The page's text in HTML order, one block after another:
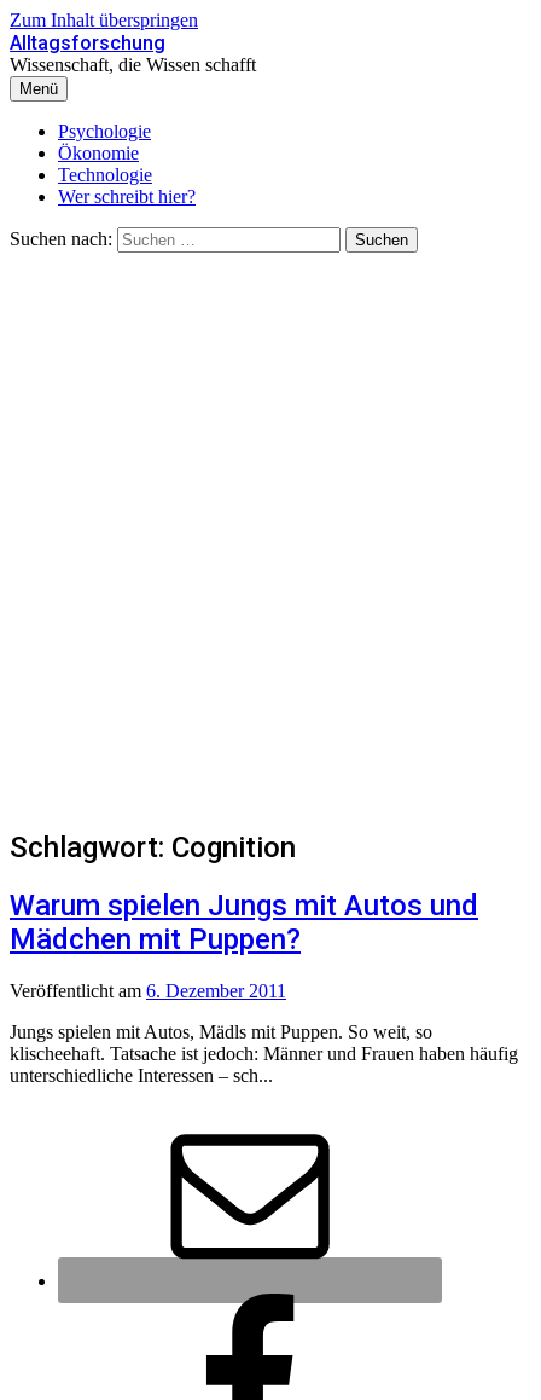
Zum Inhalt überspringen
Alltagsforschung
Wissenschaft, die Wissen schafft
Menü
Psychologie
Ökonomie
Technologie
Wer schreibt hier?
Suchen nach:
Schlagwort: Cognition
Warum spielen Jungs mit Autos und
Mädchen mit Puppen?
Veröffentlicht am 6. Dezember 2011
Jungs spielen mit Autos, Mädls mit Puppen. So weit, so
klischeehaft. Tatsache ist jedoch: Männer und Frauen haben häufig
unterschiedliche Interessen – sch...